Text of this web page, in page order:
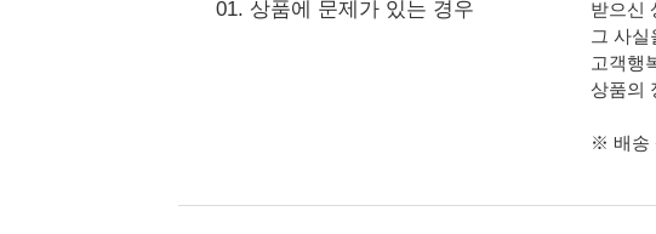
01. 상품에 문제가 있는 경우
받으신
그 사
고객행
상품의
※ 배송